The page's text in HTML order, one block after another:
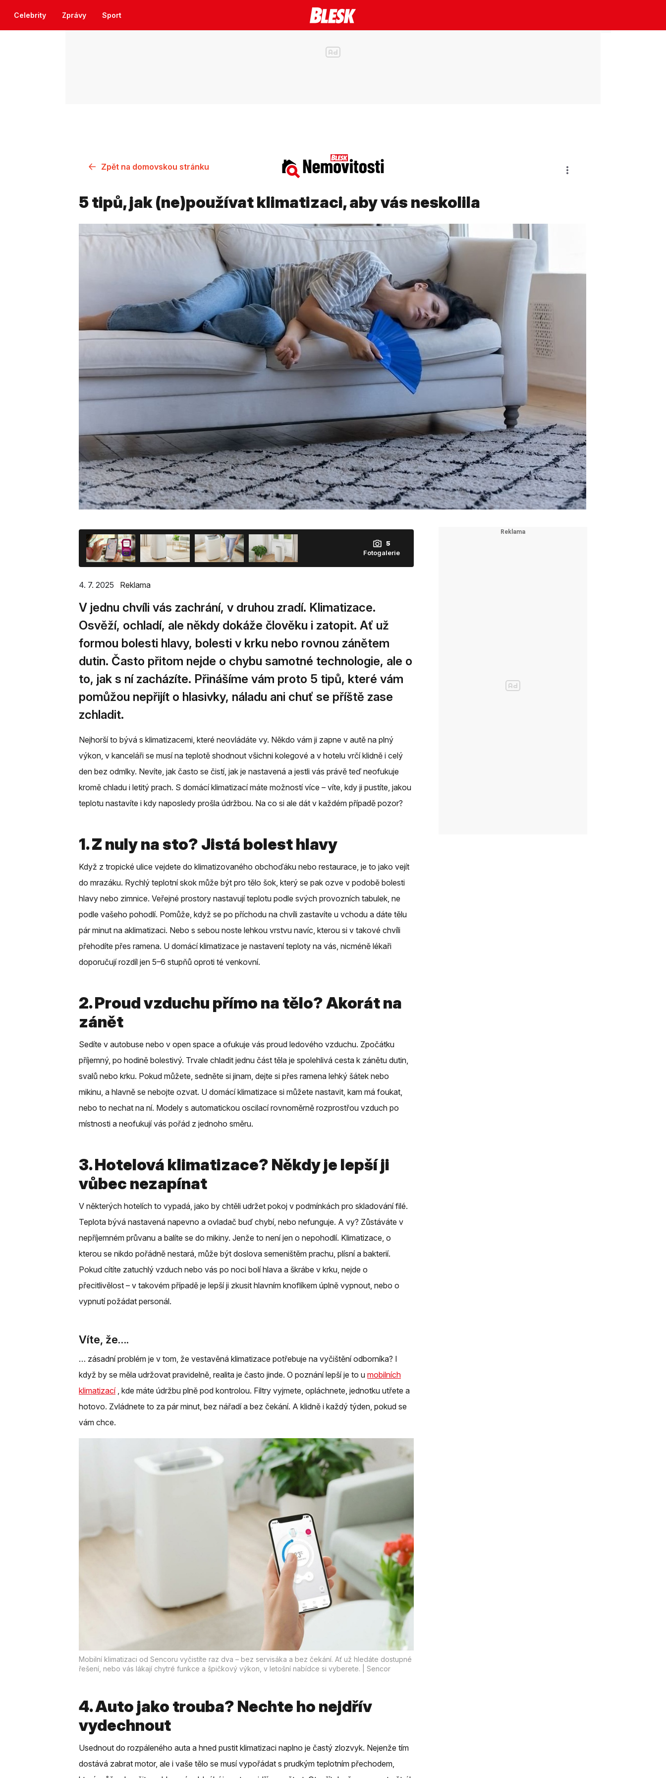
Celebrity Zprávy Sport
Zpět na domovskou stránku
5 tipů, jak (ne)používat klimatizaci, aby vás neskolila
5
Fotogalerie
4. 7. 2025 Reklama
V jednu chvíli vás zachrání, v druhou zradí. Klimatizace.
Osvěží, ochladí, ale někdy dokáže člověku i zatopit. Ať už
formou bolesti hlavy, bolesti v krku nebo rovnou zánětem
dutin. Často přitom nejde o chybu samotné technologie, ale o
to, jak s ní zacházíte. Přinášíme vám proto 5 tipů, které vám
pomůžou nepřijít o hlasivky, náladu ani chuť se příště zase
zchladit.
Nejhorší to bývá s klimatizacemi, které neovládáte vy. Někdo vám ji zapne v autě na plný
výkon, v kanceláři se musí na teplotě shodnout všichni kolegové a v hotelu vrčí klidně i celý
den bez odmlky. Nevíte, jak často se čistí, jak je nastavená a jestli vás právě teď neofukuje
kromě chladu i letitý prach. S domácí klimatizací máte možností více – víte, kdy ji pustíte, jakou
teplotu nastavíte i kdy naposledy prošla údržbou. Na co si ale dát v každém případě pozor?
1. Z nuly na sto? Jistá bolest hlavy
Když z tropické ulice vejdete do klimatizovaného obchoďáku nebo restaurace, je to jako vejít
do mrazáku. Rychlý teplotní skok může být pro tělo šok, který se pak ozve v podobě bolesti
hlavy nebo zimnice. Veřejné prostory nastavují teplotu podle svých provozních tabulek, ne
podle vašeho pohodlí. Pomůže, když se po příchodu na chvíli zastavíte u vchodu a dáte tělu
pár minut na aklimatizaci. Nebo s sebou noste lehkou vrstvu navíc, kterou si v takové chvíli
přehodíte přes ramena. U domácí klimatizace je nastavení teploty na vás, nicméně lékaři
doporučují rozdíl jen 5–6 stupňů oproti té venkovní.
2. Proud vzduchu přímo na tělo? Akorát na
zánět
Sedíte v autobuse nebo v open space a ofukuje vás proud ledového vzduchu. Zpočátku
příjemný, po hodině bolestivý. Trvale chladit jednu část těla je spolehlivá cesta k zánětu dutin,
svalů nebo krku. Pokud můžete, sedněte si jinam, dejte si přes ramena lehký šátek nebo
mikinu, a hlavně se nebojte ozvat. U domácí klimatizace si můžete nastavit, kam má foukat,
nebo to nechat na ní. Modely s automatickou oscilací rovnoměrně rozprostřou vzduch po
místnosti a neofukují vás pořád z jednoho směru.
3. Hotelová klimatizace? Někdy je lepší ji
vůbec nezapínat
V některých hotelích to vypadá, jako by chtěli udržet pokoj v podmínkách pro skladování filé.
Teplota bývá nastavená napevno a ovladač buď chybí, nebo nefunguje. A vy? Zůstáváte v
nepříjemném průvanu a balíte se do mikiny. Jenže to není jen o nepohodlí. Klimatizace, o
kterou se nikdo pořádně nestará, může být doslova semeništěm prachu, plísní a bakterií.
Pokud cítíte zatuchlý vzduch nebo vás po noci bolí hlava a škrábe v krku, nejde o
přecitlivělost – v takovém případě je lepší ji zkusit hlavním knoflíkem úplně vypnout, nebo o
vypnutí požádat personál.
Víte, že….
… zásadní problém je v tom, že vestavěná klimatizace potřebuje na vyčištění odborníka? I
když by se měla udržovat pravidelně, realita je často jinde. O poznání lepší je to u mobilních
klimatizací, kde máte údržbu plně pod kontrolou. Filtry vyjmete, opláchnete, jednotku utřete a
hotovo. Zvládnete to za pár minut, bez nářadí a bez čekání. A klidně i každý týden, pokud se
vám chce.
Mobilní klimatizaci od Sencoru vyčistíte raz dva – bez servisáka a bez čekání. Ať už hledáte dostupné
řešení, nebo vás lákají chytré funkce a špičkový výkon, v letošní nabídce si vyberete. | Sencor
4. Auto jako trouba? Nechte ho nejdřív
vydechnout
Usednout do rozpáleného auta a hned pustit klimatizaci naplno je častý zlozvyk. Nejenže tím
dostává zabrat motor, ale i vaše tělo se musí vypořádat s prudkým teplotním přechodem,